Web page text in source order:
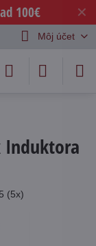
✕
100€
Môj účet
Induktora
5 (5x)